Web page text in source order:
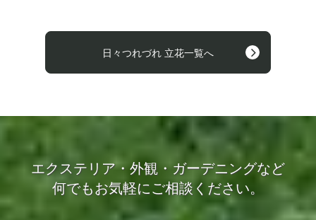
日々つれづれ 立花一覧へ
エクステリア・外観・ガーデニングなど
何でもお気軽にご相談ください。